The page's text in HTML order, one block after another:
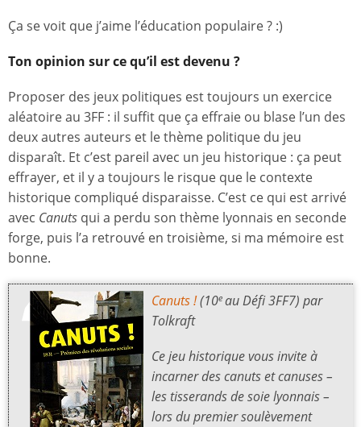
Ça se voit que j’aime l’éducation populaire ? :)
Ton opinion sur ce qu’il est devenu ?
Proposer des jeux politiques est toujours un exercice
aléatoire au 3FF : il suffit que ça effraie ou blase l’un des
deux autres auteurs et le thème politique du jeu
disparaît. Et c’est pareil avec un jeu historique : ça peut
effrayer, et il y a toujours le risque que le contexte
historique compliqué disparaisse. C’est ce qui est arrivé
avec Canuts qui a perdu son thème lyonnais en seconde
forge, puis l’a retrouvé en troisième, si ma mémoire est
bonne.
Canuts !(10e au Défi 3FF7) par
Tolkraft
Ce jeu historique vous invite à
incarner descanutsetcanuses–
les tisserands de soie lyonnais –
lors du premier soulèvement